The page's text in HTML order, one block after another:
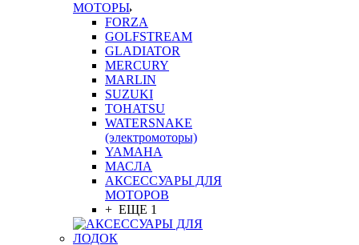
МОТОРЫ
FORZA
GOLFSTREAM
GLADIATOR
MERCURY
MARLIN
SUZUKI
TOHATSU
WATERSNAKE
(электромоторы)
YAMAHA
МАСЛА
АКСЕССУАРЫ ДЛЯ
МОТОРОВ
+ ЕЩЕ 1